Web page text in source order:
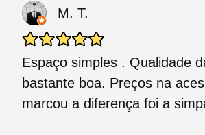
M. T.
Espaço simples . Qualidade
bastante boa. Preços na
marcou a diferença foi a